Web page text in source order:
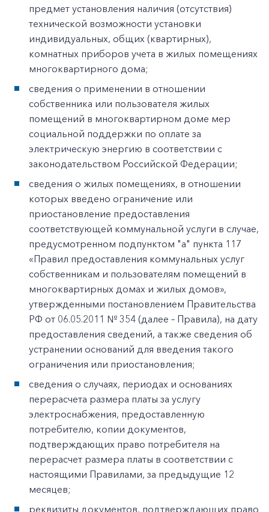
предмет установления наличия (отсутствия)
технической возможности установки
индивидуальных, общих (квартирных),
комнатных приборов учета в жилых помещениях
многоквартирного дома;
сведения о применении в отношении
собственника или пользователя жилых
помещений в многоквартирном доме мер
социальной поддержки по оплате за
электрическую энергию в соответствии с
законодательством Российской Федерации;
сведения о жилых помещениях, в отношении
которых введено ограничение или
приостановление предоставления
соответствующей коммунальной услуги в случае,
предусмотренном подпунктом "а" пункта 117
«Правил предоставления коммунальных услуг
собственникам и пользователям помещений в
многоквартирных домах и жилых домов»,
утвержденными постановлением Правительства
РФ от 06.05.2011 № 354 (далее – Правила), на дату
предоставления сведений, а также сведения об
устранении оснований для введения такого
ограничения или приостановления;
сведения о случаях, периодах и основаниях
перерасчета размера платы за услугу
электроснабжения, предоставленную
потребителю, копии документов,
подтверждающих право потребителя на
перерасчет размера платы в соответствии с
настоящими Правилами, за предыдущие 12
месяцев;
реквизиты документов, подтверждающих право